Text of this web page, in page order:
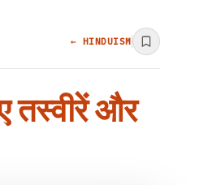
← HINDUISM
तस्वीरें और